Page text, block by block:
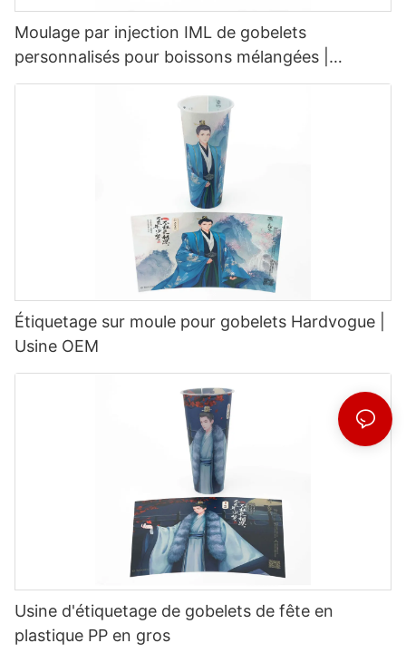
Moulage par injection IML de gobelets
personnalisés pour boissons mélangées |
Fournisseur Hardvogue
Étiquetage sur moule pour gobelets Hardvogue |
Usine OEM
Usine d'étiquetage de gobelets de fête en
plastique PP en gros